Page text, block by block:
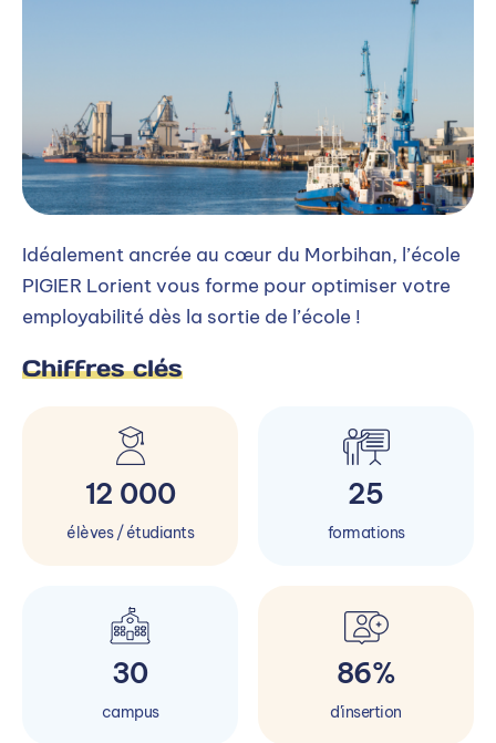
Idéalement ancrée au cœur du Morbihan, l’école
PIGIER Lorient vous forme pour optimiser votre
employabilité dès la sortie de l’école !
Chiffres clés
12 000
élèves / étudiants
25
formations
30
campus
86%
d'insertion